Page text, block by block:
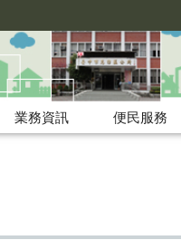
業務資訊 便民服務